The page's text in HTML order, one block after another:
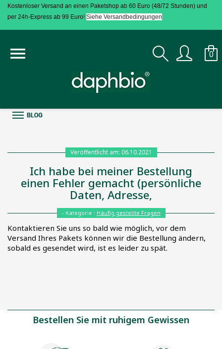
Kostenloser Versand an einen Paketshop ab 60 Euro (48/72 Stunden) und
per 24h-Express ab 99 Euro! Siehe Versandbedingungen
 0
Veröffentlicht am: 06.10.2021
Ich habe bei meiner Bestellung
einen Fehler gemacht (persönliche
Daten, Adresse,
- Kategorie : Häufig gestellte Fragen
Kontaktieren Sie uns so bald wie möglich, vor dem
Versand Ihres Pakets können wir die Bestellung ändern,
sobald es gesendet wird, ist es leider zu spät.
Bestellen Sie mit ruhigem Gewissen